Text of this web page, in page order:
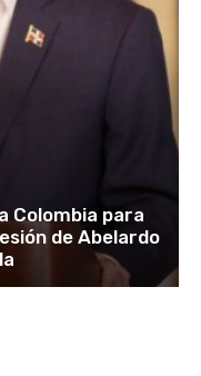
Colombia para
de Abelardo